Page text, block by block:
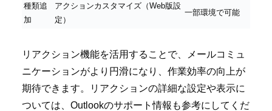
種類追
加
アクションカスタマイズ（Web版設
定）
一部環境で可能
リアクション機能を活用することで、メールコミュ
ニケーションがより円滑になり、作業効率の向上が
期待できます。リアクションの詳細な設定や表示に
ついては、Outlookのサポート情報も参考にしてくだ